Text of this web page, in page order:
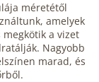
méretétől
amelyek
a vizet
Nagyobb
marad, és